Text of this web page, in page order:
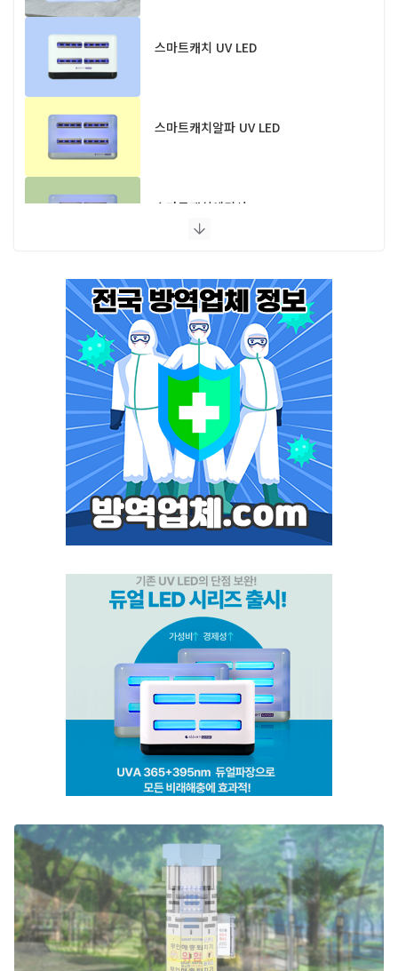
스마트캐치 UV LED
스마트캐치알파 UV LED
스마트캐치에디션 UV LED
플라이포커스
모스포커스
포커스 LED
스마트키퍼 UV LED 일반형
스마트키퍼 UV LED 고급형
스마트캐치